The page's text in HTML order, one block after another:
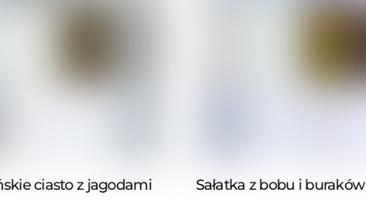
ciasto z jagodami
Sałatka z bobu i buraków